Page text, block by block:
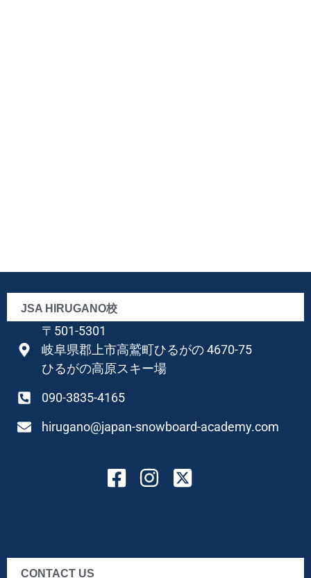
JSA HIRUGANO校
〒501-5301
岐阜県郡上市高鷲町ひるがの 4670-75
ひるがの高原スキー場
090-3835-4165
hirugano@japan-snowboard-academy.com
CONTACT US